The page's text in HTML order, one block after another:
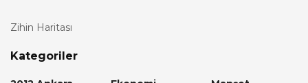
Zihin Haritası
Kategoriler